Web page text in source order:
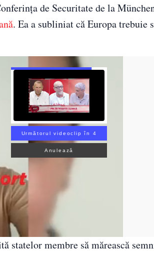
de Securitate de la
. Ea a subliniat că Europa trebuie
Următorul videoclip în 3
Anulează
statelor membre să mărească